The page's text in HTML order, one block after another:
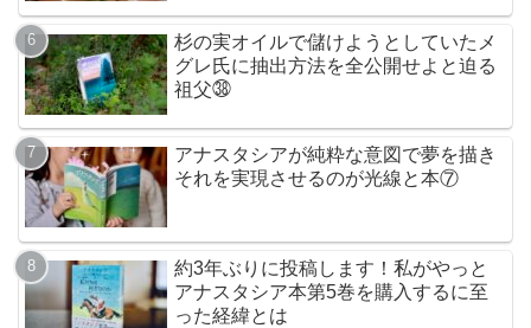
杉の実オイルで儲けようとしていたメ
グレ氏に抽出方法を全公開せよと迫る
祖父㊳
アナスタシアが純粋な意図で夢を描き
それを実現させるのが光線と本⑦
約3年ぶりに投稿します！私がやっと
アナスタシア本第5巻を購入するに至
った経緯とは